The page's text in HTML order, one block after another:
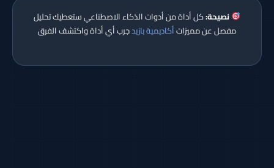
نصيحة:كل أداة من أدوات الذكاء الاصطناعي ستعطيك تحليل
مفصل عن مميزاتأكاديمية بازيدجرب أي أداة واكتشف الفرق